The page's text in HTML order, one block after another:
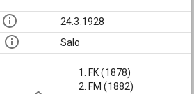
24.3.1928
Salo
FK (1878)
FM (1882)